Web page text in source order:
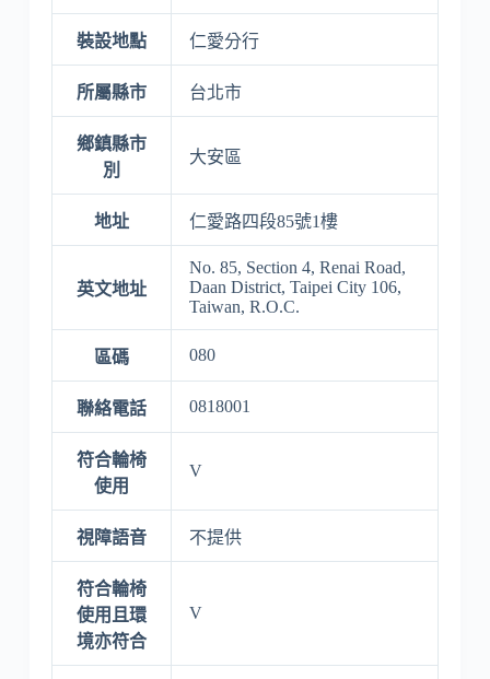
裝設地點 仁愛分行
所屬縣市 台北市
鄉鎮縣市
別
大安區
地址 仁愛路四段85號1樓
英文地址
No. 85, Section 4, Renai Road,
Daan District, Taipei City 106,
Taiwan, R.O.C.
區碼 080
聯絡電話 0818001
符合輪椅
使用
V
視障語音 不提供
符合輪椅
使用且環
境亦符合
V